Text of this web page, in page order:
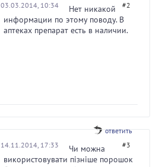
03.03.2014, 10:34 #2
Нет никакой
информации по этому поводу. В
аптеках препарат есть в наличии.
ответить
14.11.2014, 17:33 #3
Чи можна
використовувати пізніше порошок